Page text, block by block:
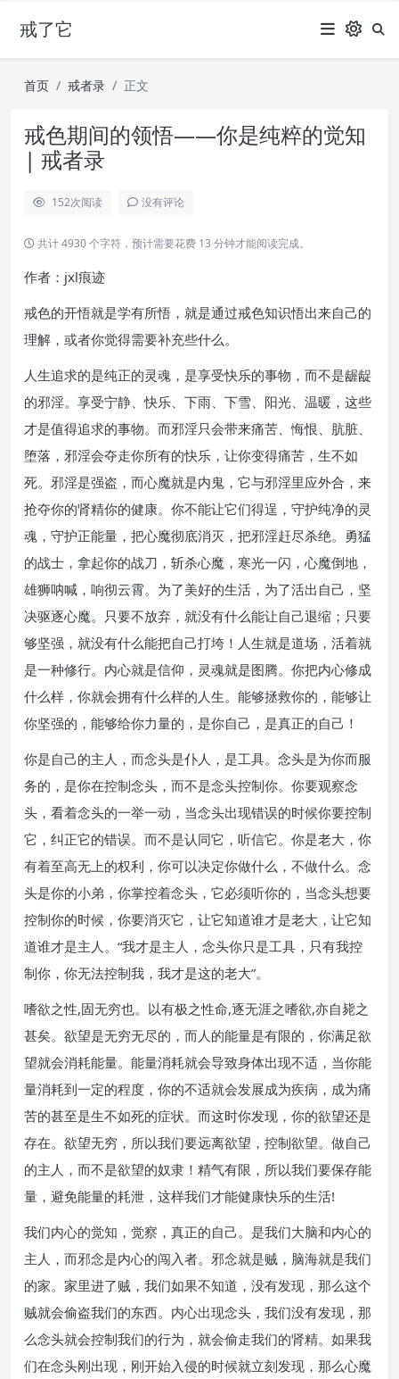
戒了它
首页 戒者录 正文
戒色期间的领悟——你是纯粹的觉知
| 戒者录
152次阅读 没有评论
共计 4930 个字符，预计需要花费 13 分钟才能阅读完成。
作者：jxl痕迹
戒色的开悟就是学有所悟，就是通过戒色知识悟出来自己的
理解，或者你觉得需要补充些什么。
人生追求的是纯正的灵魂，是享受快乐的事物，而不是龌龊
的邪淫。享受宁静、快乐、下雨、下雪、阳光、温暖，这些
才是值得追求的事物。而邪淫只会带来痛苦、悔恨、肮脏、
堕落，邪淫会夺走你所有的快乐，让你变得痛苦，生不如
死。邪淫是强盗，而心魔就是内鬼，它与邪淫里应外合，来
抢夺你的肾精你的健康。你不能让它们得逞，守护纯净的灵
魂，守护正能量，把心魔彻底消灭，把邪淫赶尽杀绝。勇猛
的战士，拿起你的战刀，斩杀心魔，寒光一闪，心魔倒地，
雄狮呐喊，响彻云霄。为了美好的生活，为了活出自己，坚
决驱逐心魔。只要不放弃，就没有什么能让自己退缩；只要
够坚强，就没有什么能把自己打垮！人生就是道场，活着就
是一种修行。内心就是信仰，灵魂就是图腾。你把内心修成
什么样，你就会拥有什么样的人生。能够拯救你的，能够让
你坚强的，能够给你力量的，是你自己，是真正的自己！
你是自己的主人，而念头是仆人，是工具。念头是为你而服
务的，是你在控制念头，而不是念头控制你。你要观察念
头，看着念头的一举一动，当念头出现错误的时候你要控制
它，纠正它的错误。而不是认同它，听信它。你是老大，你
有着至高无上的权利，你可以决定你做什么，不做什么。念
头是你的小弟，你掌控着念头，它必须听你的，当念头想要
控制你的时候，你要消灭它，让它知道谁才是老大，让它知
道谁才是主人。“我才是主人，念头你只是工具，只有我控
制你，你无法控制我，我才是这的老大”。
嗜欲之性,固无穷也。以有极之性命,逐无涯之嗜欲,亦自毙之
甚矣。欲望是无穷无尽的，而人的能量是有限的，你满足欲
望就会消耗能量。能量消耗就会导致身体出现不适，当你能
量消耗到一定的程度，你的不适就会发展成为疾病，成为痛
苦的甚至是生不如死的症状。而这时你发现，你的欲望还是
存在。欲望无穷，所以我们要远离欲望，控制欲望。做自己
的主人，而不是欲望的奴隶！精气有限，所以我们要保存能
量，避免能量的耗泄，这样我们才能健康快乐的生活!
我们内心的觉知，觉察，真正的自己。是我们大脑和内心的
主人，而邪念是内心的闯入者。邪念就是贼，脑海就是我们
的家。家里进了贼，我们如果不知道，没有发现，那么这个
贼就会偷盗我们的东西。内心出现念头，我们没有发现，那
么念头就会控制我们的行为，就会偷走我们的肾精。如果我
们在念头刚出现，刚开始入侵的时候就立刻发现，那么心魔